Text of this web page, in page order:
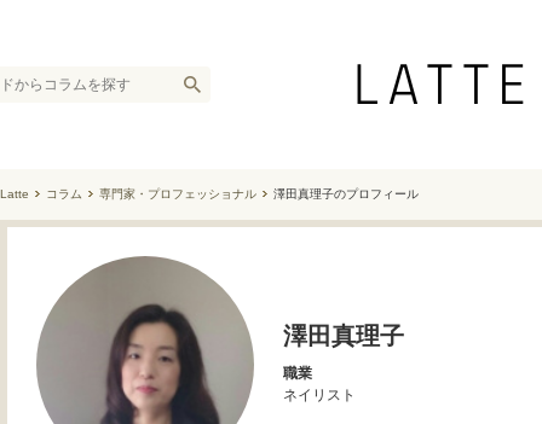
Latte コラム 専門家・プロフェッショナル 澤田真理子のプロフィール
澤田真理子
職業
ネイリスト